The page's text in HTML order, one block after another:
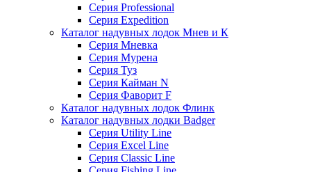
Серия Professional
Серия Expedition
Каталог надувных лодок Мнев и К
Серия Мневка
Серия Мурена
Серия Туз
Серия Кайман N
Серия Фаворит F
Каталог надувных лодок Флинк
Каталог надувных лодки Badger
Серия Utility Line
Серия Excel Line
Серия Classic Line